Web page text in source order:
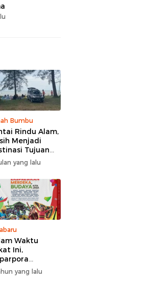
Bumbu
Rindu Alam,
Menjadi
Tujuan
di Tanah
dengan
Pohon
yang lalu
Waktu
Ini,
Bakal
Festival
yang lalu